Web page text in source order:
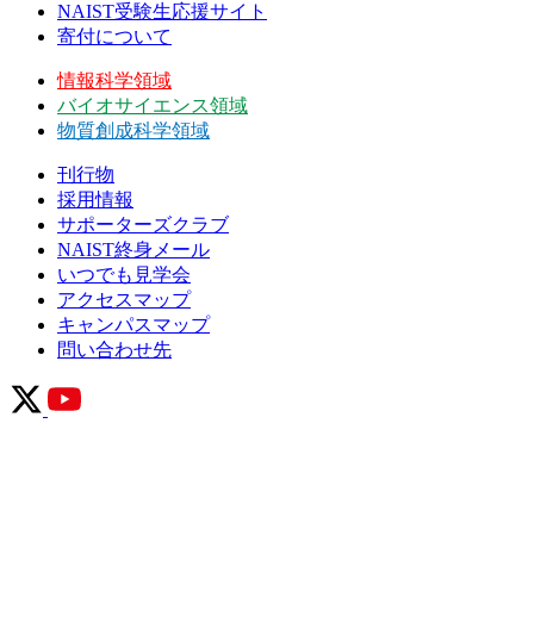
NAIST受験生応援サイト
寄付について
情報科学領域
バイオサイエンス領域
物質創成科学領域
刊行物
採用情報
サポーターズクラブ
NAIST終身メール
いつでも見学会
アクセスマップ
キャンパスマップ
問い合わせ先